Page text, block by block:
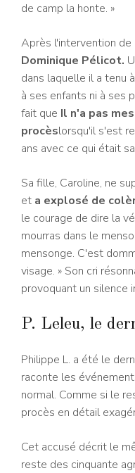
de camp la honte. »
Après l'intervention de
Dominique Pélicot.
dans laquelle il a tenu
à ses enfants ni à ses
fait que Il n'a pas
procèslorsqu'il s'est
ans avec ce qui était
Sa fille, Caroline, ne
et a explosé de
le courage de dire la
mourras dans le
mensonge. C'est
visage. » Son cri
provoquant un silence
P. Leleu, le
Philippe L. a été le
raconte les
normal. Comme si le
procès en détail
Cet accusé décrit le
reste des cinquante